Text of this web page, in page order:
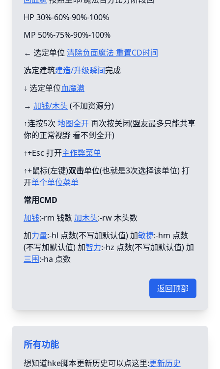
HP 30%-60%-90%-100%
MP 50%-75%-90%-100%
← 选定单位 清除负面魔法 重置CD时间
选定建筑建造/升级瞬间完成
↓ 选定单位血魔满
→ 加钱/木头(不加资源分)
↑连按5次 地图全开再次按关闭(盟友最多只能共享
你的正常视野 看不到全开)
↑+Esc 打开主作弊菜单
↑+鼠标(左键)双击单位(也就是3次选择该单位) 打
开单个单位菜单
常用CMD
加钱:-rm 钱数加木头:-rw 木头数
加力量:-hl 点数(不写加默认值) 加敏捷:-hm 点数
(不写加默认值) 加智力:-hz 点数(不写加默认值) 加
三围:-ha 点数
返回顶部
所有功能
想知道hke脚本更新历史可以点这里:更新历史